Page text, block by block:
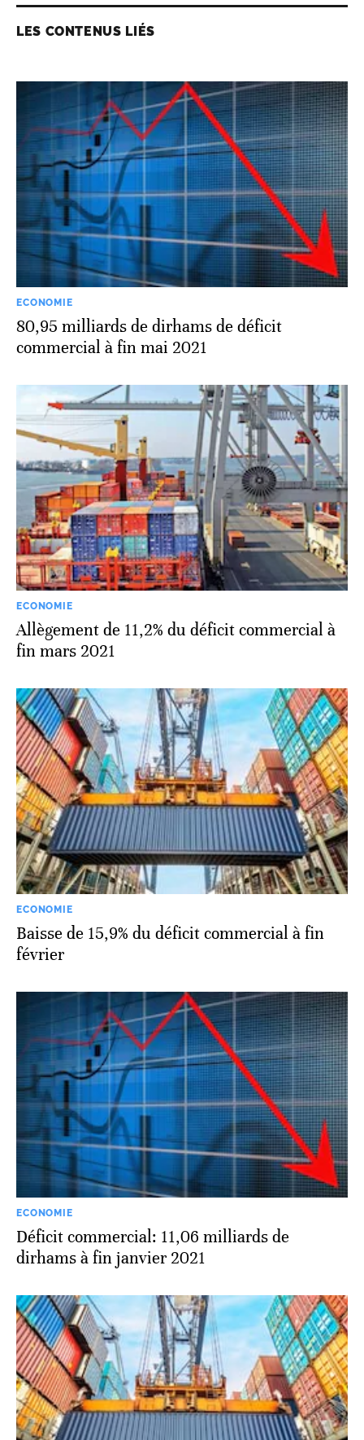
LES CONTENUS LIÉS
ECONOMIE
80,95 milliards de dirhams de déficit
commercial à fin mai 2021
ECONOMIE
Allègement de 11,2% du déficit commercial à
fin mars 2021
ECONOMIE
Baisse de 15,9% du déficit commercial à fin
février
ECONOMIE
Déficit commercial: 11,06 milliards de
dirhams à fin janvier 2021